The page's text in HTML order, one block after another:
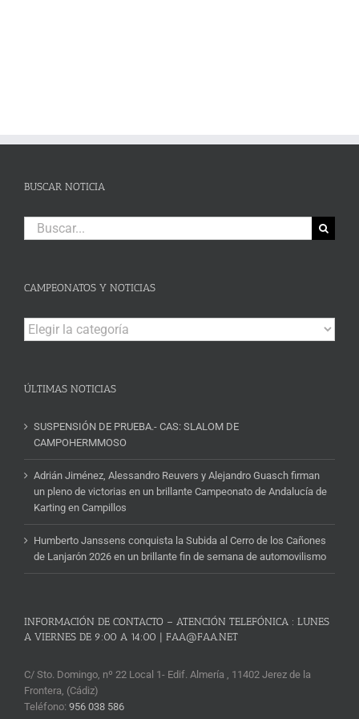
BUSCAR NOTICIA
Buscar:
CAMPEONATOS Y NOTICIAS
Campeonatos
y
ÚLTIMAS NOTICIAS
SUSPENSIÓN DE PRUEBA.- CAS: SLALOM DE
CAMPOHERMMOSO
Adrián Jiménez, Alessandro Reuvers y Alejandro Guasch firman
un pleno de victorias en un brillante Campeonato de Andalucía de
Karting en Campillos
Humberto Janssens conquista la Subida al Cerro de los Cañones
de Lanjarón 2026 en un brillante fin de semana de automovilismo
INFORMACIÓN DE CONTACTO – ATENCIÓN TELEFÓNICA : LUNES
A VIERNES DE 9:00 A 14:00 | FAA@FAA.NET
C/ Sto. Domingo, nº 22 Local 1- Edif. Almería , 11402 Jerez de la
Frontera, (Cádiz)
Teléfono: 956 038 586